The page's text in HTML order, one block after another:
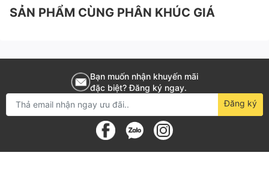
Đặc điểm của lọc
Được làm từ chất liệu cao cấp, chịu được áp lực và
SẢN PHẨM CÙNG PHÂN KHÚC GIÁ
Bạn muốn nhận khuyến mãi
đặc biệt? Đăng ký ngay.
Đăng ký